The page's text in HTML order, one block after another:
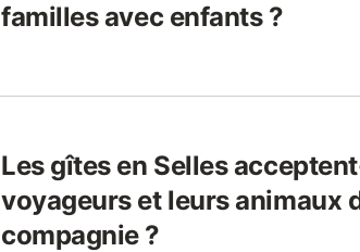
familles avec enfants ?
Les gîtes en Selles
voyageurs et leurs animaux
compagnie ?